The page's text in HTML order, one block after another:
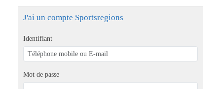
J'ai un compte Sportsregions
Identifiant
Mot de passe